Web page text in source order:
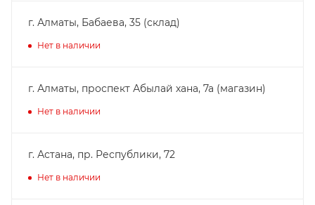
г. Алматы, Бабаева, 35 (склад)
Нет в наличии
г. Алматы, проспект Абылай хана, 7а (магазин)
Нет в наличии
г. Астана, пр. Республики, 72
Нет в наличии